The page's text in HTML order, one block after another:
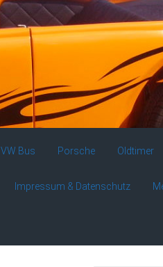
VW Bus Porsche Oldtimer
Impressum & Datenschutz